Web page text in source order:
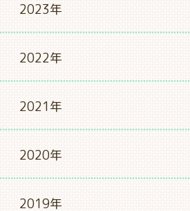
2023年
2022年
2021年
2020年
2019年